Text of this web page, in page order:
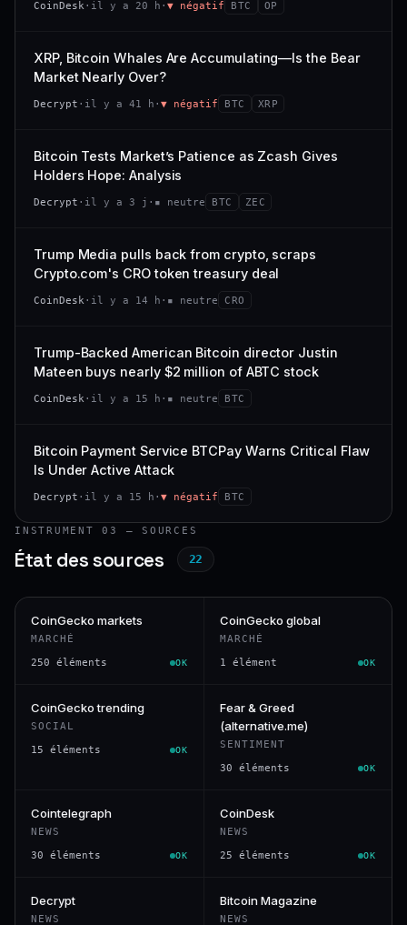
−0,1 % +0,1 %
−0,1 % #29
CONFIANCE
477 M$ 1 464 $
+0,6 % −3,6 %
−94,7 % #102
CONFIANCE
CoinDesk · il y a 20 h · ▼ négatif BTC OP
XRP, Bitcoin Whales Are Accumulating—Is the Bear
Market Nearly Over?
Decrypt · il y a 41 h · ▼ négatif BTC XRP
Bitcoin Tests Market’s Patience as Zcash Gives
Holders Hope: Analysis
Decrypt · il y a 3 j · ▪ neutre BTC ZEC
Trump Media pulls back from crypto, scraps
Crypto.com's CRO token treasury deal
CoinDesk · il y a 14 h · ▪ neutre CRO
Trump-Backed American Bitcoin director Justin
Mateen buys nearly $2 million of ABTC stock
CoinDesk · il y a 15 h · ▪ neutre BTC
Bitcoin Payment Service BTCPay Warns Critical Flaw
Is Under Active Attack
Decrypt · il y a 15 h · ▼ négatif BTC
INSTRUMENT 03 — SOURCES
État des sources 22
CoinGecko markets
MARCHÉ
250 éléments OK
CoinGecko global
MARCHÉ
1 élément OK
CoinGecko trending
SOCIAL
15 éléments OK
Fear & Greed
(alternative.me)
SENTIMENT
30 éléments OK
Cointelegraph
NEWS
30 éléments OK
CoinDesk
NEWS
25 éléments OK
Decrypt
NEWS
Bitcoin Magazine
NEWS